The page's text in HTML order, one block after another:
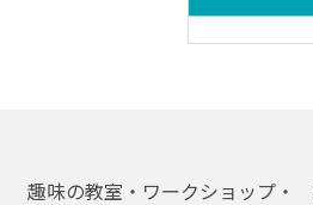
趣味の教室・ワークショップ・